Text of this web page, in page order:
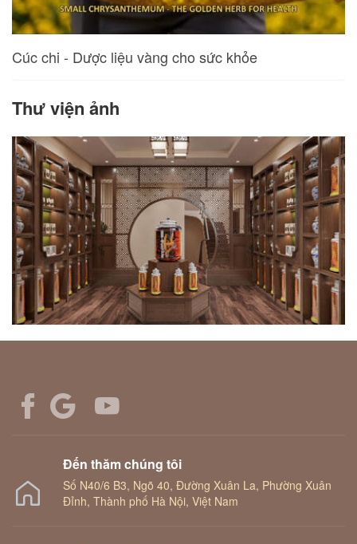
Cúc chi - Dược liệu vàng cho sức khỏe
Thư viện ảnh
Đến thăm chúng tôi
Số N40/6 B3, Ngõ 40, Đường Xuân La, Phường Xuân
Đỉnh, Thành phố Hà Nội, Việt Nam